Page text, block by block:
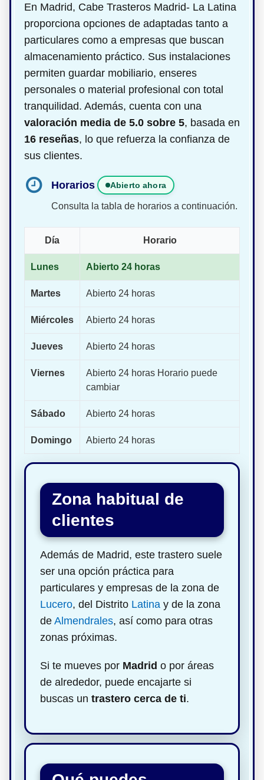
En Madrid, Cabe Trasteros Madrid- La Latina
proporciona opciones de adaptadas tanto a
particulares como a empresas que buscan
almacenamiento práctico. Sus instalaciones
permiten guardar mobiliario, enseres
personales o material profesional con total
tranquilidad. Además, cuenta con una
valoración media de 5.0 sobre 5, basada en
16 reseñas, lo que refuerza la confianza de
sus clientes.
Horarios Abierto ahora
Consulta la tabla de horarios a continuación.
Día Horario
Lunes Abierto 24 horas
Martes Abierto 24 horas
Miércoles Abierto 24 horas
Jueves Abierto 24 horas
Viernes
Abierto 24 horas Horario puede
cambiar
Sábado Abierto 24 horas
Domingo Abierto 24 horas
Zona habitual de
clientes
Además de Madrid, este trastero suele
ser una opción práctica para
particulares y empresas de la zona de
Lucero, del Distrito Latina y de la zona
de Almendrales, así como para otras
zonas próximas.
Si te mueves por Madrid o por áreas
de alrededor, puede encajarte si
buscas un trastero cerca de ti.